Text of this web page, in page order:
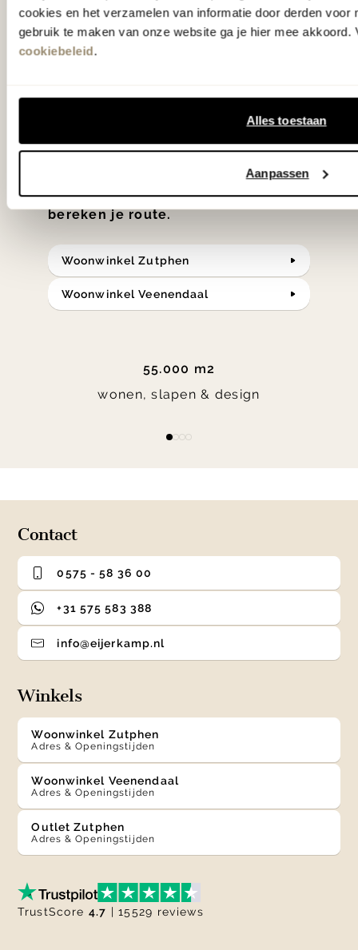
cookies en het verzamelen van informatie door derden voor
gebruik te maken van onze website ga je hier mee akkoord.
cookiebeleid.
Alles toestaan
Aanpassen
'Weer verliefd op je huis' niet? We
hebben met liefde de mooiste woon-,
klassiekers en de nieuwste ontwerpen
in verrassende materialen en kleuren!
Bekijk onze openingstijden en
bereken je route.
Woonwinkel Zutphen
Woonwinkel Veenendaal
55.000 m2
wonen, slapen & design
Contact
0575 - 58 36 00
+31 575 583 388
info@eijerkamp.nl
Winkels
Woonwinkel Zutphen
Adres & Openingstijden
Woonwinkel Veenendaal
Adres & Openingstijden
Outlet Zutphen
Adres & Openingstijden
TrustScore 4.7 | 15529 reviews